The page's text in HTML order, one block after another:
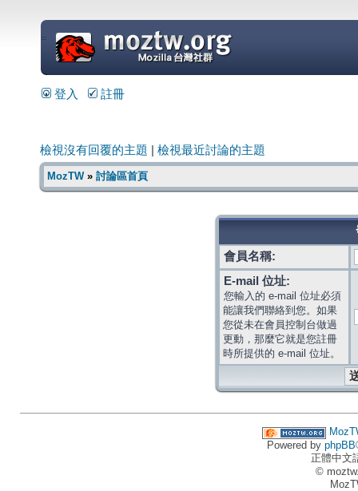
=
登入 註冊
檢視沒有回覆的主題 檢視最近討論的主題
MozTW» 討論區首頁
會員名稱:
E-mail 位址:
您輸入的 e-mail 位址必須
能讓我們聯絡到您。如果
您從未在會員控制台做過
更動，那麼它就是您註冊
時所提供的 e-mail 位址。
Powered by phpBB
正體中文
©